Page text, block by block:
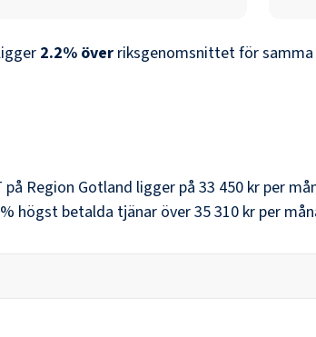
2.2% över riksgenomsnittet för
på Region Gotland ligger på 33 450 kr per
högst betalda tjänar över35 310 kr per